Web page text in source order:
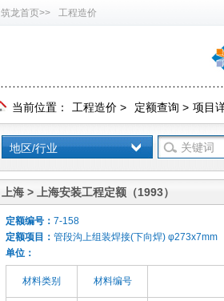
筑龙首页>> 工程造价
当前位置： 工程造价 > 定额查询 > 项目
地区/行业
上海 > 上海安装工程定额（1993）
定额编号： 7-158
定额项目： 管段沟上组装焊接(下向焊) φ273x7mm
单位：
材料类别 材料编号